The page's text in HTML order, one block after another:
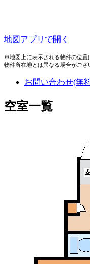
地図アプリで開く
※地図上に表示される物件の位置
物件所在地とは異なる場合がござ
お問い合わせ(無
空室一覧